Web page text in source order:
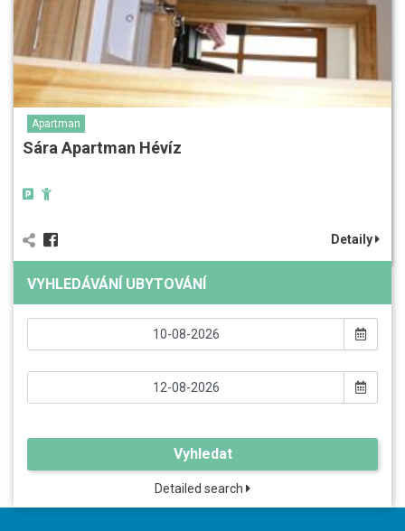
Apartman
Sára Apartman Hévíz
Detaily
VYHLEDÁVÁNÍ UBYTOVÁNÍ
Vyhledat
Detailed search